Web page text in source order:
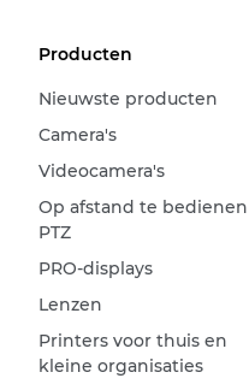
Producten
Nieuwste producten
Camera's
Videocamera's
Op afstand te bedienen
PTZ
PRO-displays
Lenzen
Printers voor thuis en
kleine organisaties